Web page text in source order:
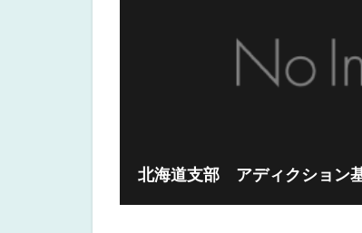
北海道支部 アディクション